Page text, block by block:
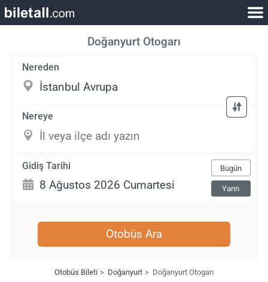
Doğanyurt Otogarı
Nereden
Nereye
Gidiş Tarihi Bugün
Yarın
Otobüs Ara
Otobüs Bileti Doğanyurt Doğanyurt Otogarı